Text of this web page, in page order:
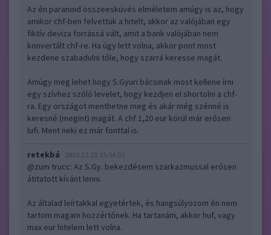
Az én paranoid összeesküvés elméletem amúgy is az, hogy
amikor chf-ben felvettük a hitelt, akkor az valójában egy
fiktív deviza forrássá vált, amit a bank valójában nem
konvertált chf-re. Ha úgy lett volna, akkor pont most
kezdene szabadulni tőle, hogy szarrá keresse magát.
Amúgy meg lehet hogy S.Gyuri bácsinak most kellene írni
egy szívhez szóló levelet, hogy kezdjen el shortolni a chf-
ra. Egy országot menthetne meg és akár még szénné is
keresné (megint) magát. A chf 1,20 eur körül már erősen
lufi. Ment neki ez már fonttal is.
retekbá 2010.12.29 15:54:02
@zum trucc: Az S.Gy. bekezdésem szarkazmussal erősen
átitatott kívánt lenni.
Az általad leírtakkal egyetértek, és hangsúlyozom én nem
tartom magam hozzértőnek. Ha tartanám, akkor huf, vagy
max eur hitelem lett volna.